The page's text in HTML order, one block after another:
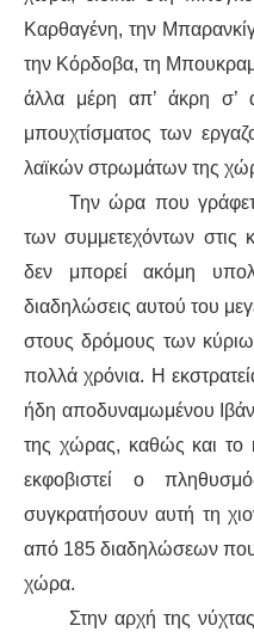
Καρθαγένη, την Μπαρα
την Κόρδοβα, τη
άλλα μέρη απ’ άκρη σ’
μπουχτίσματος των
λαϊκών στρωμάτων της
Την ώρα που
των συμμετεχόντων στις
δεν μπορεί ακόμη
διαδηλώσεις αυτού του
στους δρόμους των
πολλά χρόνια. Η
ήδη αποδυναμωμένου
της χώρας, καθώς και το
εκφοβιστεί οπληθυσμό
συγκρατήσουν αυτή τη
από 185 διαδηλώσεων
χώρα.
Στην αρχή της